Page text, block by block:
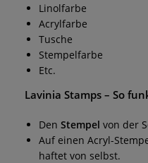
Linolfarbe
Acrylfarbe
Tusche
Stempelfarbe
Etc.
Lavinia Stamps – So
Den Stempel von der
Auf einen Acryl-
haftet von selbst.